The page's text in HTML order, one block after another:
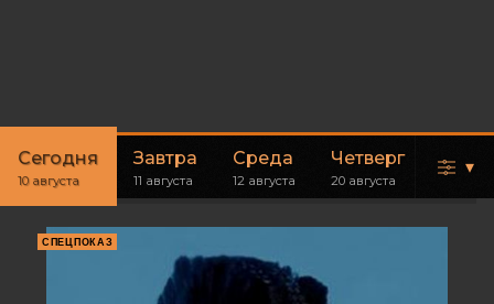
Сегодня
10 августа
Завтра
11 августа
Среда
12 августа
Четверг
20 августа
▾
СПЕЦПОКАЗ